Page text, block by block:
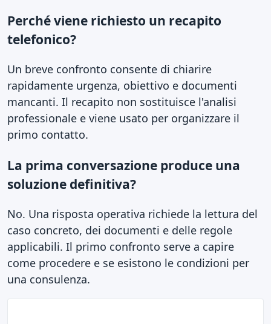
Perché viene richiesto un recapito
telefonico?
Un breve confronto consente di chiarire
rapidamente urgenza, obiettivo e documenti
mancanti. Il recapito non sostituisce l'analisi
professionale e viene usato per organizzare il
primo contatto.
La prima conversazione produce una
soluzione definitiva?
No. Una risposta operativa richiede la lettura del
caso concreto, dei documenti e delle regole
applicabili. Il primo confronto serve a capire
come procedere e se esistono le condizioni per
una consulenza.